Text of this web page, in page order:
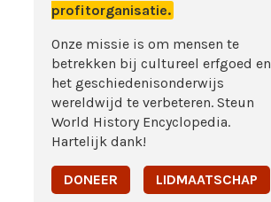
profitorganisatie.
Onze missie is om mensen te
betrekken bij cultureel erfgoed en
het geschiedenisonderwijs
wereldwijd te verbeteren. Steun
World History Encyclopedia.
Hartelijk dank!
DONEER LIDMAATSCHAP